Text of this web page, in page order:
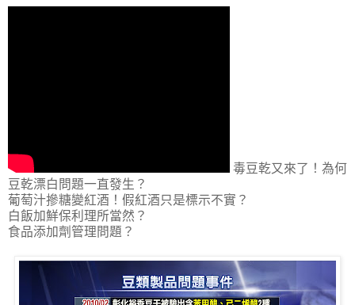
毒豆乾又來了！為何
豆乾漂白問題一直發生？
葡萄汁摻糖變紅酒！假紅酒只是標示不實？
白飯加鮮保利理所當然？
食品添加劑管理問題？